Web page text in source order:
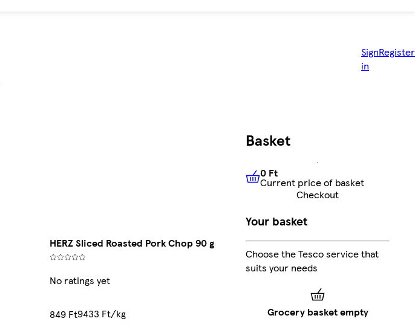
Sign
in
Register
HERZ Sliced Roasted Pork Chop 90 g
No ratings yet
849 Ft9433 Ft/kg
Basket
0 FtCurrent price of basket
0 Ft
Current price of basket
Checkout
Your basket
Choose the Tesco service that
suits your needs
Grocery basket empty